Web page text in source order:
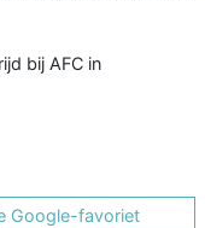
bij AFC in
Google-favoriet